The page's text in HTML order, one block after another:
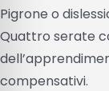
Pigrone o
Quattro serate
compensativi.